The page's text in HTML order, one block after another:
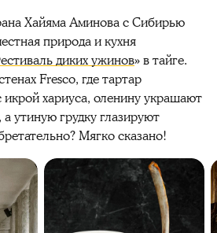
Хайяма Аминова с Сибирью
природа и кухня
диких ужинов» в тайге.
Fresco, где тартар
хариуса, оленину украшают
утиную грудку глазируют
Мягко сказано!